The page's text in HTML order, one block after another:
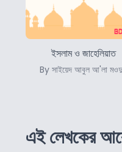
ইসলাম ও জাহেলিয়াত
By সাইয়েদ আবুল আ'লা
এই লেখকের